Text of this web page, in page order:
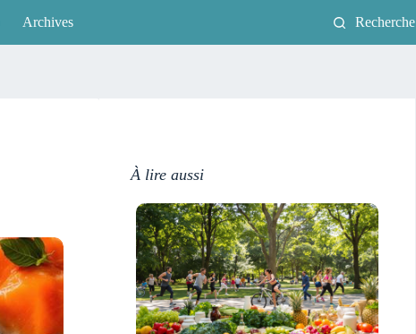
Archives Recherche
À lire aussi